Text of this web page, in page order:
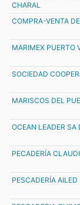
CHARAL
COMPRA-VENTA
MARIMEX PUERTO
SOCIEDAD
MARISCOS DEL
OCEAN LEADER SA
PECADERÍA
PESCADERÍA AILED